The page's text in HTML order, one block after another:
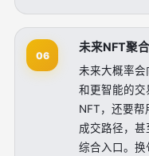
06
未来NFT聚
未来大概率
和更智能的交
NFT，还要帮
成交路径，
综合入口。换